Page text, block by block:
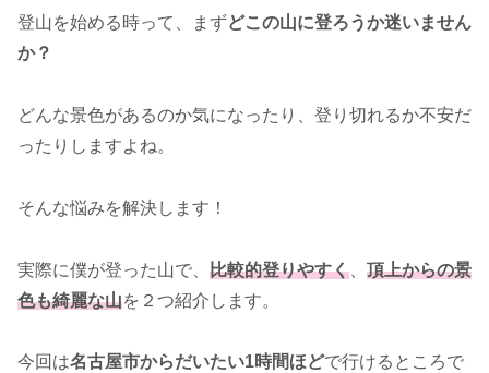
登山を始める時って、まずどこの山に登ろうか迷いません
か？
どんな景色があるのか気になったり、登り切れるか不安だ
ったりしますよね。
そんな悩みを解決します！
実際に僕が登った山で、 比較的登りやすく
頂上からの景
色も綺麗な山を２つ紹介します。
今回は名古屋市からだいたい1時間ほどで行けるところで